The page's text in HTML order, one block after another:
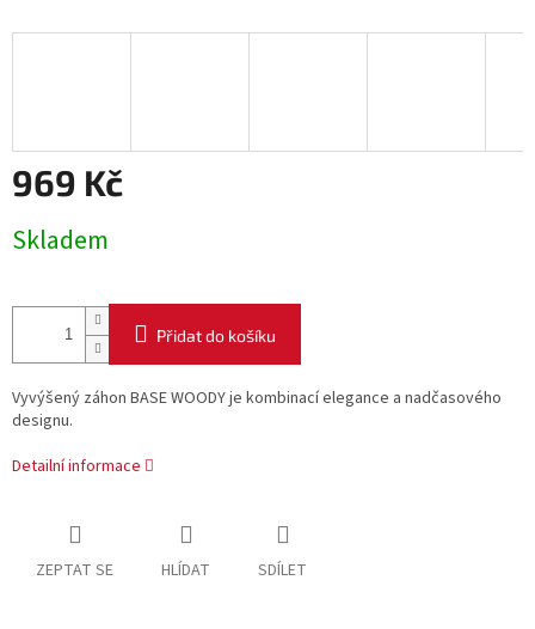
969 Kč
cena:
Skladem
Přidat do košíku
Vyvýšený záhon BASE WOODY je kombinací elegance a nadčasového
designu.
Detailní informace
ZEPTAT SE HLÍDAT SDÍLET